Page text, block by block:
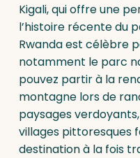
Kigali, qui offre une
l’histoire récente du
Rwanda est célèbre
notamment le parc
pouvez partir à la
montagne lors de
paysages
villages pittoresques
destination à la fois